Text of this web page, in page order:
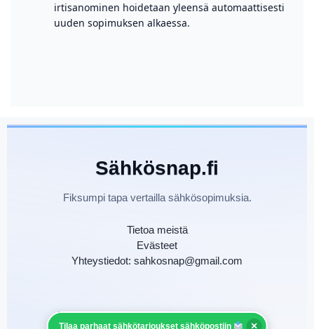
irtisanominen hoidetaan yleensä automaattisesti
uuden sopimuksen alkaessa.
Sähkösnap.fi
Fiksumpi tapa vertailla sähkösopimuksia.
Tietoa meistä
Evästeet
Yhteystiedot: sahkosnap@gmail.com
©Sähkösnap.fi — Kaikki oikeudet pidätetään.
Tilaa parhaat sähkötarjoukset sähköpostiin ×